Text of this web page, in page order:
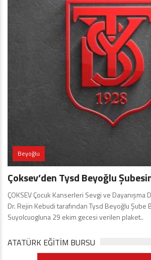
Beyoğlu
Çoksev’den Tysd Beyoğlu
ÇOKSEV Çocuk Kanserleri Sevgi ve Dayanışma
Dr. Rejin Kebudi tarafından Tysd Beyoğlu Şube
Suyolcuogluna 29 ekim gecesi verilen plaket..
ATATÜRK EĞITIM BURSU